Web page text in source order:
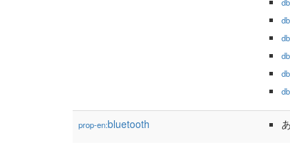
prop-en:bluetooth